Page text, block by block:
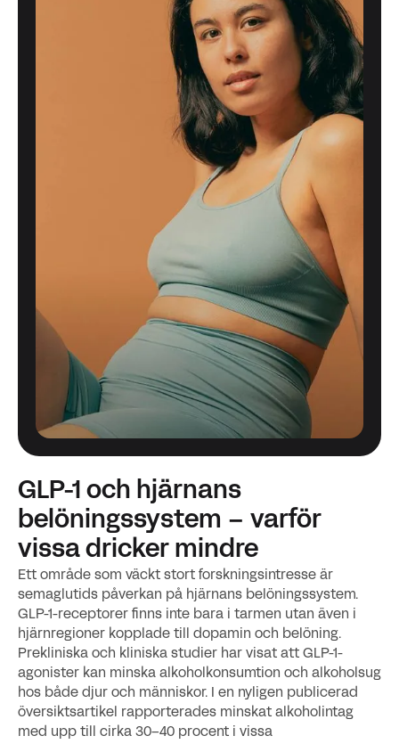
GLP-1 och hjärnans
belöningssystem – varför
vissa dricker mindre
Ett område som väckt stort forskningsintresse är
semaglutids påverkan på hjärnans belöningssystem.
GLP-1-receptorer finns inte bara i tarmen utan även i
hjärnregioner kopplade till dopamin och belöning.
Prekliniska och kliniska studier har visat att GLP-1-
agonister kan minska alkoholkonsumtion och alkoholsug
hos både djur och människor. I en nyligen publicerad
översiktsartikel rapporterades minskat alkoholintag
med upp till cirka 30–40 procent i vissa